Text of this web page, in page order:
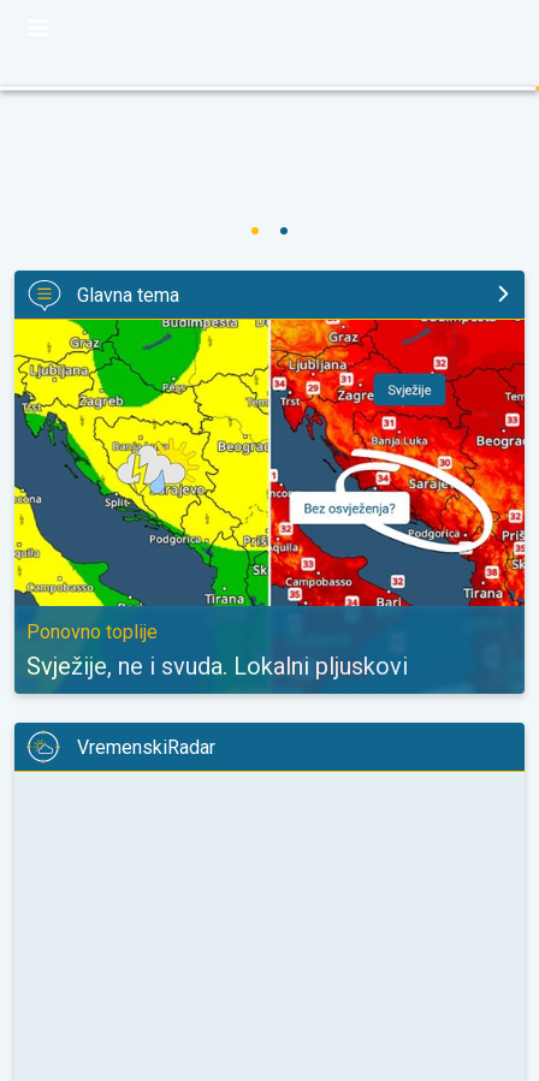
Glavna tema
Svježije, ne i svuda. Lokalni pljuskovi. Ponovno toplije. . .
Ponovno toplije
Svježije, ne i svuda. Lokalni pljuskovi
VremenskiRadar